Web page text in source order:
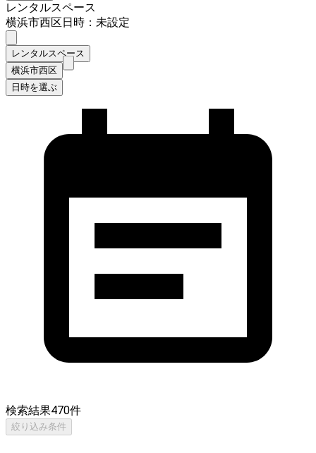
レンタルスペース
横浜市西区日時：未設定
レンタルスペース
横浜市西区
日時を選ぶ
検索結果470件
絞り込み条件